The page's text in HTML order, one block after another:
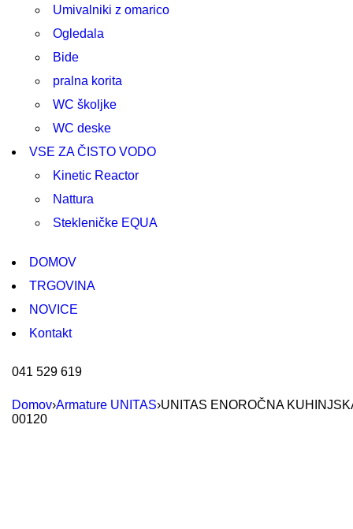
Umivalniki z omarico
Ogledala
Bide
pralna korita
WC školjke
WC deske
VSE ZA ČISTO VODO
Kinetic Reactor
Nattura
Stekleničke EQUA
DOMOV
TRGOVINA
NOVICE
Kontakt
041 529 619
Domov›Armature UNITAS›UNITAS ENOROČNA
00120